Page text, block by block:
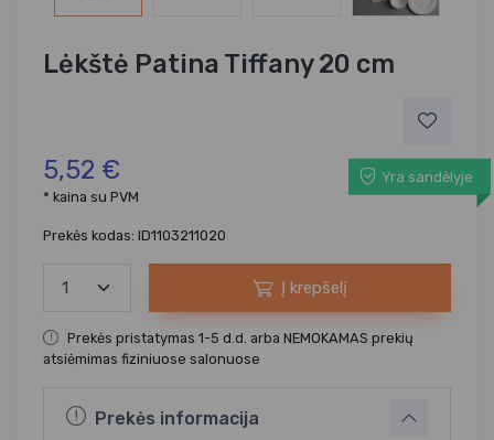
Lėkštė Patina Tiffany 20 cm
5,52 €
Yra sandėlyje
* kaina su PVM
Prekės kodas: ID1103211020
Į krepšelį
Prekės pristatymas 1-5 d.d. arba NEMOKAMAS prekių
atsiėmimas fiziniuose salonuose
Prekės informacija